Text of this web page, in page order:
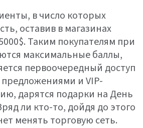
в число которых
оставив в магазинах
Таким покупателям при
максимальные баллы,
первоочередный доступ
и VIP-
дарятся подарки на День
ли кто-то, дойдя до этого
менять торговую сеть.